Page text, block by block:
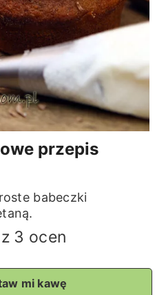
przepis
babeczki
z 3 ocen
mi kawę